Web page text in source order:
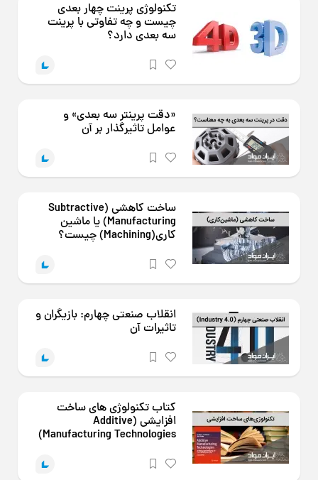
تکنولوژی پرینت چهار بعدی
چیست و چه تفاوتی با پرینت
سه بعدی دارد؟
«دقت پرینتر سه بعدی» و
عوامل تاثیرگذار بر آن
ساخت کاهشی (Subtractive
Manufacturing) یا ماشین
کاری(Machining) چیست؟
انقلاب صنعتی چهارم: بازیگران و
تاثیرات آن
کتاب تکنولوژی های ساخت
افزایشی (Additive
Manufacturing Technologies)